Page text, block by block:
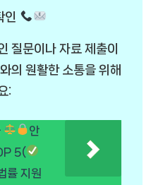
인
질문이나 자료 제출이
의 원활한 소통을 위해
:
안
5(
률 지원